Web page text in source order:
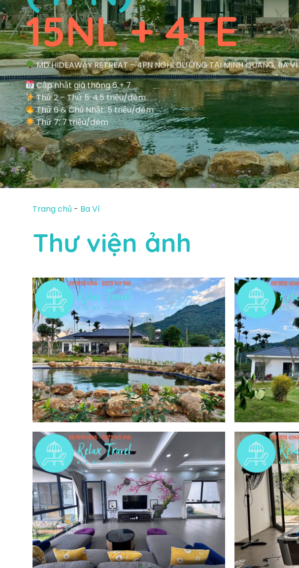
15NL + 4TE
MD HIDEAWAY RETREAT – 4PN NGHỈ DƯỠNG TẠI MINH QUANG, BA VÌ
Cập nhật giá tháng 6 + 7
Thứ 2 – Thứ 5: 4.5 triệu/đêm
Thứ 6 & Chủ Nhật: 5 triệu/đêm
Thứ 7: 7 triệu/đêm
Trang chủ - Ba Vì
Thư viện ảnh